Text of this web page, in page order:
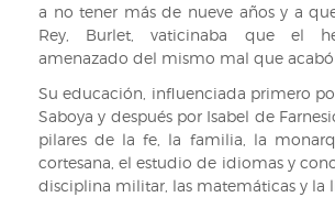
a no tener más de nueve años y a
Rey, Burlet, vaticinaba que el
amenazado del mismo mal que acabó
Su educación, influenciada primero
Saboya y después por Isabel de
pilares de la fe, la familia, la
cortesana, el estudio de idiomas y
disciplina militar, las matemáticas y la